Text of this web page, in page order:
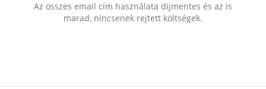
Az összes email cím használata díjmentes és az is
marad, nincsenek rejtett költségek.